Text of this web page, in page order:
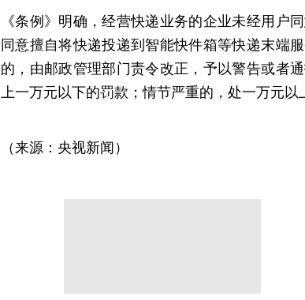
《条例》明确，经营快递业务的企业未经用户
同意擅自将快递投递到智能快件箱等快递末端
的，由邮政管理部门责令改正，予以警告或者
上一万元以下的罚款；情节严重的，处一万元以
（来源：央视新闻）